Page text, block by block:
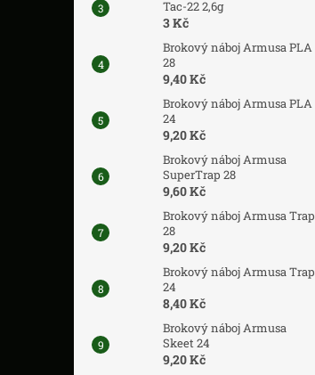
Tac-22 2,6g
3 Kč
Brokový náboj Armusa PLA
28
9,40 Kč
Brokový náboj Armusa PLA
24
9,20 Kč
Brokový náboj Armusa
SuperTrap 28
9,60 Kč
Brokový náboj Armusa Trap
28
9,20 Kč
Brokový náboj Armusa Trap
24
8,40 Kč
Brokový náboj Armusa
Skeet 24
9,20 Kč